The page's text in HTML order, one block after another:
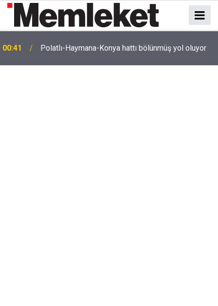
00:41 Polatlı-Haymana-Konya hattı bölünmüş yol oluyor